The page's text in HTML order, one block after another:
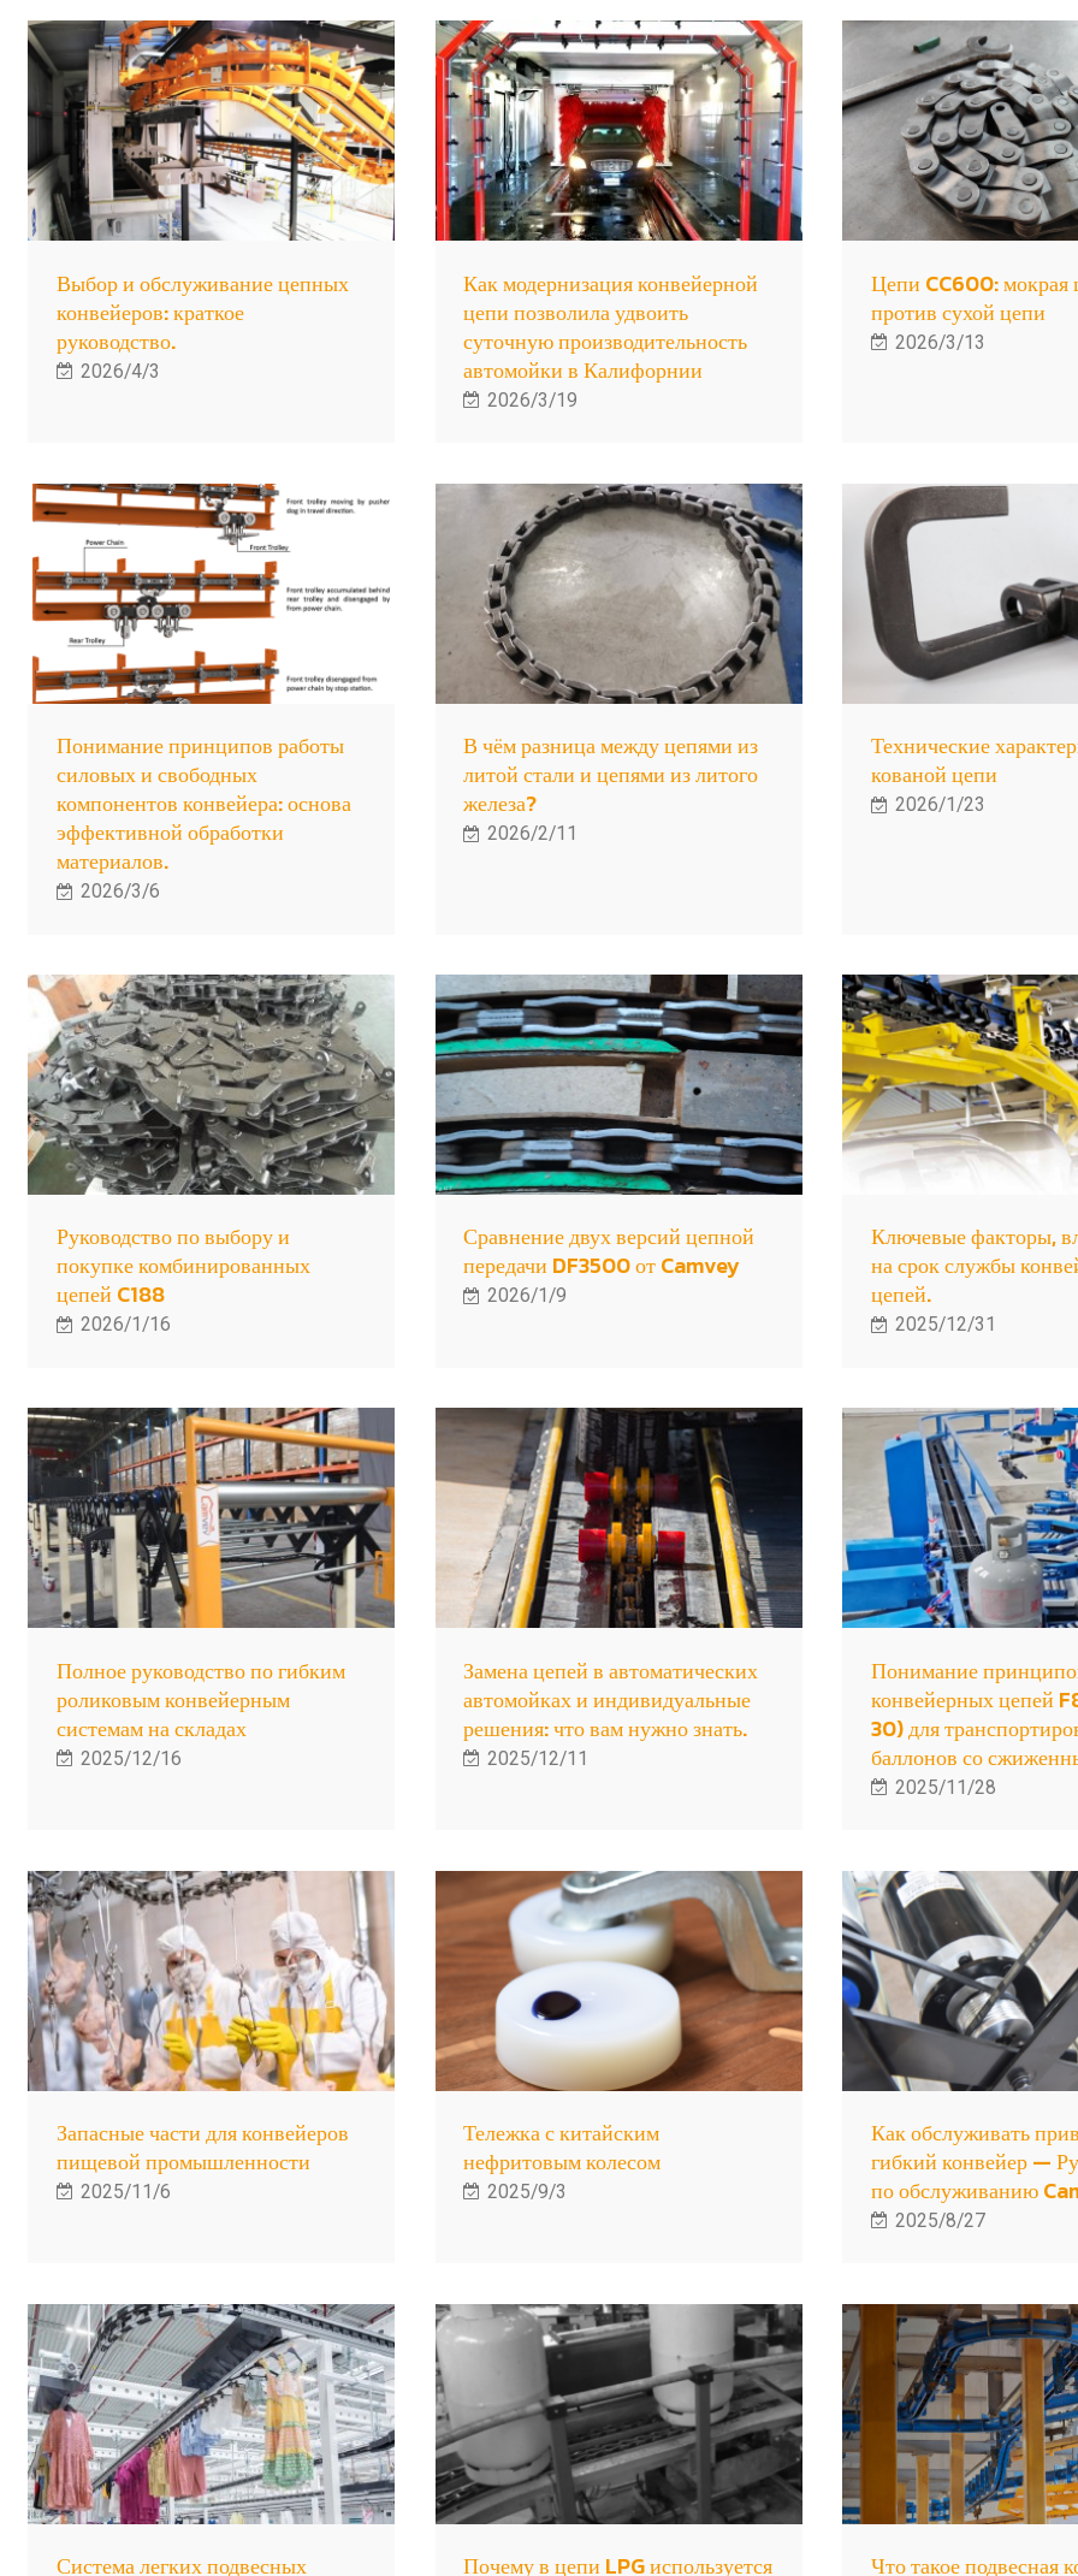
Выбор и обслуживание цепных
конвейеров: краткое
руководство.
2026/4/3
Как модернизация конвейерной
цепи позволила удвоить
суточную производительность
автомойки в Калифорнии
2026/3/19
Цепи CC600: мокрая
против сухой цепи
2026/3/13
Понимание принципов работы
силовых и свободных
компонентов конвейера: основа
эффективной обработки
материалов.
2026/3/6
В чём разница между цепями из
литой стали и цепями из литого
железа?
2026/2/11
Технические
кованой цепи
2026/1/23
Руководство по выбору и
покупке комбинированных
цепей C188
2026/1/16
Сравнение двух версий цепной
передачи DF3500 от Camvey
2026/1/9
Ключевые факторы,
на срок службы
цепей.
2025/12/31
Полное руководство по гибким
роликовым конвейерным
системам на складах
2025/12/16
Замена цепей в автоматических
автомойках и индивидуальные
решения: что вам нужно знать.
2025/12/11
Понимание
конвейерных цепей
30) для
баллонов со
2025/11/28
Запасные части для конвейеров
пищевой промышленности
2025/11/6
Тележка с китайским
нефритовым колесом
2025/9/3
Как обслуживать
гибкий конвейер —
по обслуживанию
2025/8/27
Система легких подвесных Почему в цепи LPG используется Что такое подвесная